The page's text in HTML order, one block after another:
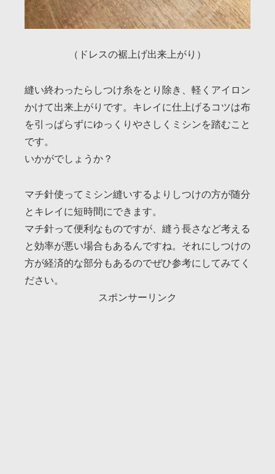
（ドレスの裾上げ出来上がり）
縫い終わったらしつけ糸をとり除き、軽くアイロン
かけて出来上がりです。キレイに仕上げるコツは布
を引っぱらずにゆっくりやさしくミシンを踏むこと
です。
いかがでしょうか？
マチ針使ってミシン縫いするよりしつけの方が随分
とキレイに短時間にできます。
マチ針って便利なものですが、縫う長さなど考える
と効率が悪い場合もあるんですね。それにしつけの
方が経済的な部分もあるのでぜひ参考にしてみてく
ださい。
スポンサーリンク